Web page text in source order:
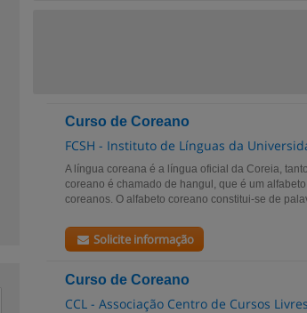
Curso de Coreano
FCSH - Instituto de Línguas da
A língua coreana é a língua oficial da Coreia,
coreano é chamado de hangul, que é um
coreanos. O alfabeto coreano constitui-se de
Solicite informação
Curso de Coreano
CCL - Associação Centro de Cursos Livres